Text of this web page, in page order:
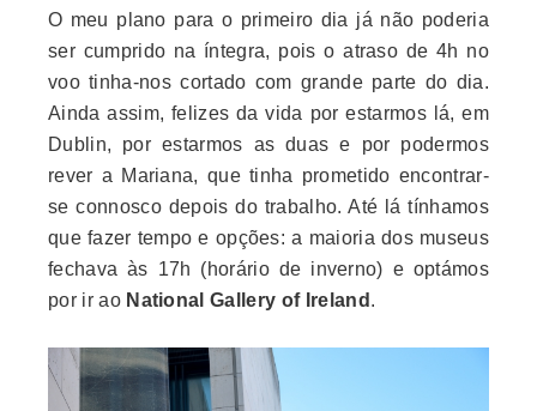
O meu plano para o primeiro dia já não poderia
ser cumprido na íntegra, pois o atraso de 4h no
voo tinha-nos cortado com grande parte do dia.
Ainda assim, felizes da vida por estarmos lá, em
Dublin, por estarmos as duas e por podermos
rever a Mariana, que tinha prometido encontrar-
se connosco depois do trabalho. Até lá tínhamos
que fazer tempo e opções: a maioria dos museus
fechava às 17h (horário de inverno) e optámos
por ir ao National Gallery of Ireland .